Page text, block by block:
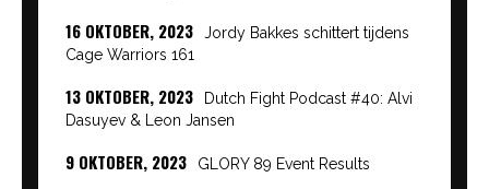
16 OKTOBER, 2023
Jordy Bakkes schittert tijdens
Cage Warriors 161
13 OKTOBER, 2023
Dutch Fight Podcast #40: Alvi
Dasuyev & Leon Jansen
9 OKTOBER, 2023 GLORY 89 Event Results